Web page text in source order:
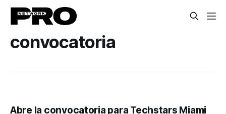
convocatoria
Abre la convocatoria para Techstars Miami